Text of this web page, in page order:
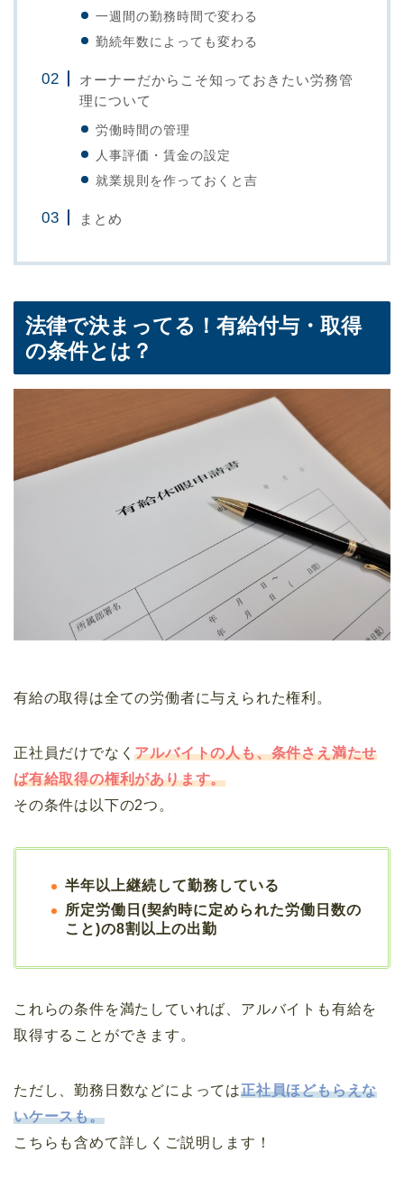
一週間の勤務時間で変わる
勤続年数によっても変わる
オーナーだからこそ知っておきたい労務管
理について
労働時間の管理
人事評価・賃金の設定
就業規則を作っておくと吉
まとめ
法律で決まってる！有給付与・取得
の条件とは？
有給の取得は全ての労働者に与えられた権利。
正社員だけでなくアルバイトの人も、条件さえ満たせ
ば有給取得の権利があります。
その条件は以下の2つ。
半年以上継続して勤務している
所定労働日(契約時に定められた労働日数の
こと)の8割以上の出勤
これらの条件を満たしていれば、アルバイトも有給を
取得することができます。
ただし、勤務日数などによっては正社員ほどもらえな
いケースも。
こちらも含めて詳しくご説明します！